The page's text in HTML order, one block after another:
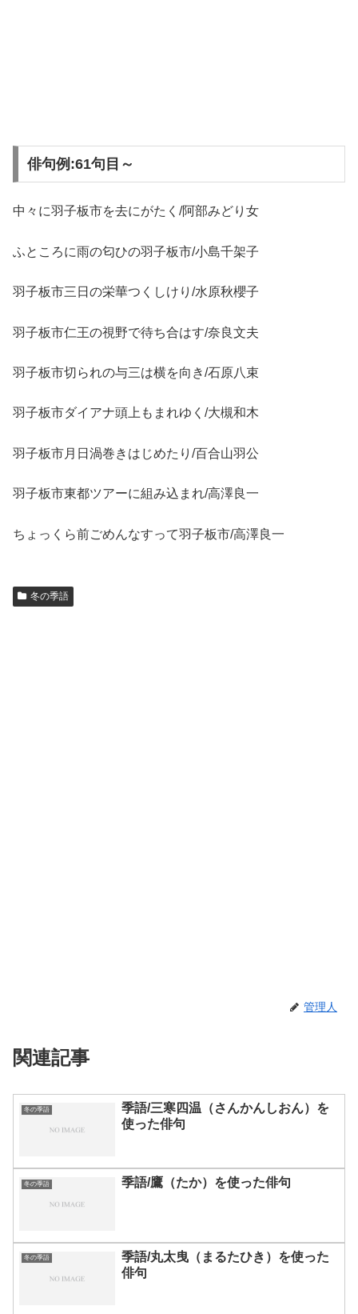
俳句例:61句目～
中々に羽子板市を去にがたく/阿部みどり女
ふところに雨の匂ひの羽子板市/小島千架子
羽子板市三日の栄華つくしけり/水原秋櫻子
羽子板市仁王の視野で待ち合はす/奈良文夫
羽子板市切られの与三は横を向き/石原八束
羽子板市ダイアナ頭上もまれゆく/大槻和木
羽子板市月日渦巻きはじめたり/百合山羽公
羽子板市東都ツアーに組み込まれ/高澤良一
ちょっくら前ごめんなすって羽子板市/高澤良一
冬の季語
管理人
関連記事
冬の季語
季語/三寒四温（さんかんしおん）を
使った俳句
冬の季語 季語/鷹（たか）を使った俳句
冬の季語
季語/丸太曳（まるたひき）を使った
俳句